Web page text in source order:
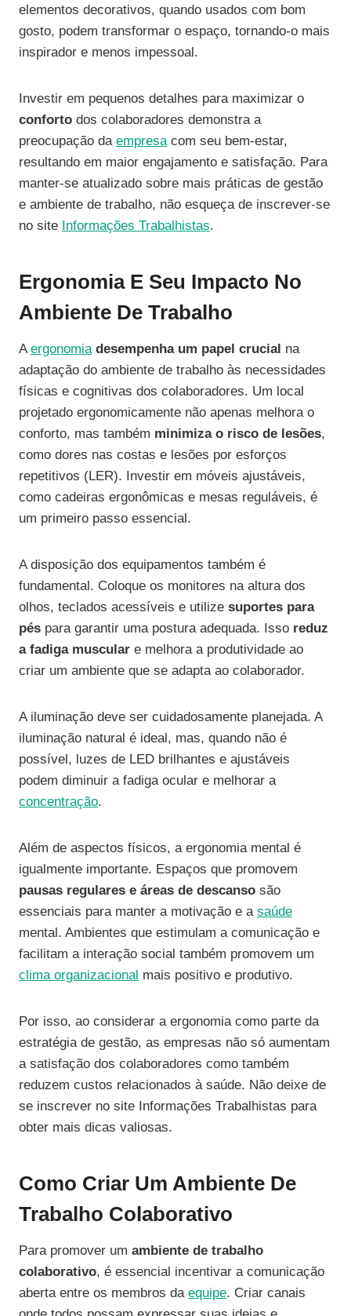
elementos decorativos, quando usados com bom
gosto, podem transformar o espaço, tornando-o mais
inspirador e menos impessoal.
Investir em pequenos detalhes para maximizar o
conforto dos colaboradores demonstra a
preocupação da empresacom seu bem-estar,
resultando em maior engajamento e satisfação. Para
manter-se atualizado sobre mais práticas de gestão
e ambiente de trabalho, não esqueça de inscrever-se
no site Informações Trabalhistas.
Ergonomia E Seu Impacto No
Ambiente De Trabalho
Aergonomia desempenha um papel crucial na
adaptação do ambiente de trabalho às necessidades
físicas e cognitivas dos colaboradores. Um local
projetado ergonomicamente não apenas melhora o
conforto, mas também minimiza o risco de lesões,
como dores nas costas e lesões por esforços
repetitivos (LER). Investir em móveis ajustáveis,
como cadeiras ergonômicas e mesas reguláveis, é
um primeiro passo essencial.
A disposição dos equipamentos também é
fundamental. Coloque os monitores na altura dos
olhos, teclados acessíveis e utilize suportes para
pés para garantir uma postura adequada. Isso reduz
a fadiga muscular e melhora a produtividade ao
criar um ambiente que se adapta ao colaborador.
A iluminação deve ser cuidadosamente planejada. A
iluminação natural é ideal, mas, quando não é
possível, luzes de LED brilhantes e ajustáveis
podem diminuir a fadiga ocular e melhorar a
concentração.
Além de aspectos físicos, a ergonomia mental é
igualmente importante. Espaços que promovem
pausas regulares e áreas de descanso são
essenciais para manter a motivação e a saúde
mental. Ambientes que estimulam a comunicação e
facilitam a interação social também promovem um
clima organizacional mais positivo e produtivo.
Por isso, ao considerar a ergonomia como parte da
estratégia de gestão, as empresas não só aumentam
a satisfação dos colaboradores como também
reduzem custos relacionados à saúde. Não deixe de
se inscrever no site Informações Trabalhistas para
obter mais dicas valiosas.
Como Criar Um Ambiente De
Trabalho Colaborativo
Para promover um ambiente de trabalho
colaborativo, é essencial incentivar a comunicação
aberta entre os membros da equipe. Criar canais